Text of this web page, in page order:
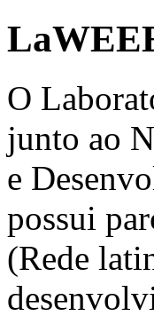
O
junto ao
e
possui
(Rede